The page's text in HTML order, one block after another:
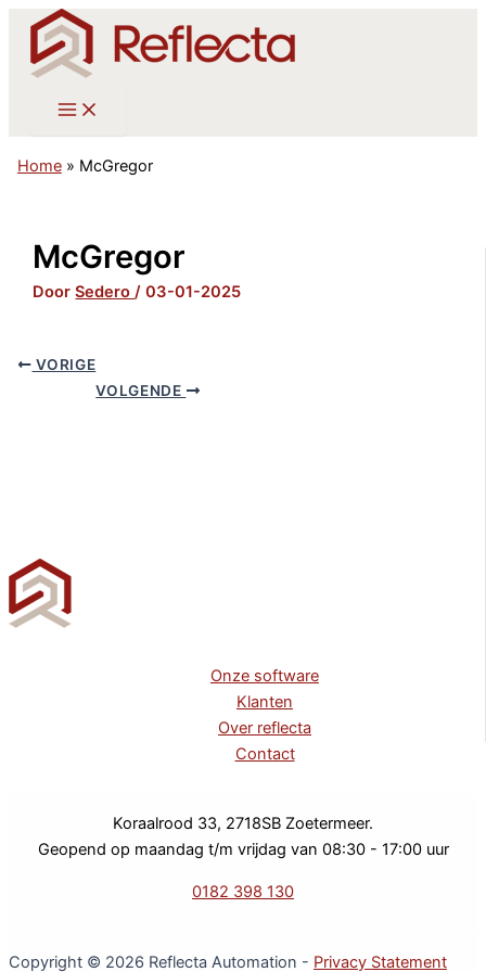
inhoud
Home» McGregor
McGregor
DoorSedero/03-01-2025
VORIGE
VOLGENDE
Onze software
Klanten
Over reflecta
Contact
Koraalrood 33, 2718SB Zoetermeer.
Geopend op maandag t/m vrijdag van 08:30 - 17:00 uur
0182 398 130
Copyright © 2026 Reflecta Automation - Privacy Statement